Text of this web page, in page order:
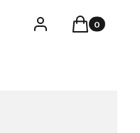
LogowanieProdukty w
Koszyk